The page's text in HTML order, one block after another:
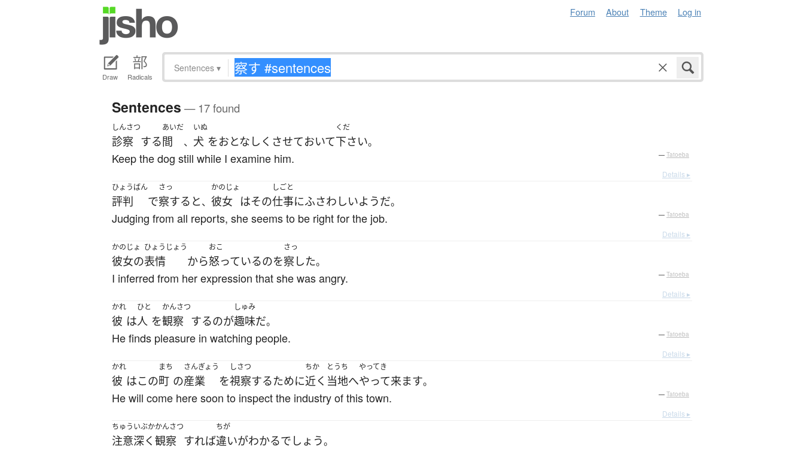
Forum About Theme Log in
Draw Radicals
Sentences ▾
Sentences — 17 found
しんさつ
診察 する
あいだ
間 、
いぬ
犬 をおとなしく させておいて
くだ
下さい。
Keep the dog still while I examine him. — Tatoeba
Details ▸
ひょうばん
評判 で
さっ
察する と、
かのじょ
彼女 はその
しごと
仕事にふさわしいようだ。
Judging from all reports, she seems to be right for the job. — Tatoeba
Details ▸
かのじょ
彼女の
ひょうじょう
表情 から
おこ
怒っているのを
さっ
察した。
I inferred from her expression that she was angry. — Tatoeba
Details ▸
かれ
彼 は
ひと
人 を
かんさつ
観察 するのが
しゅみ
趣味だ。
He finds pleasure in watching people. — Tatoeba
Details ▸
かれ
彼 はこの
まち
町 の
さんぎょう
産業 を
しさつ
視察するために
ちか
近く
とうち
当地へ
やってき
やって来ます。
He will come here soon to inspect the industry of this town. — Tatoeba
Details ▸
ちゅういぶか
注意深く
かんさつ
観察 すれば
ちが
違いがわかるでしょう。